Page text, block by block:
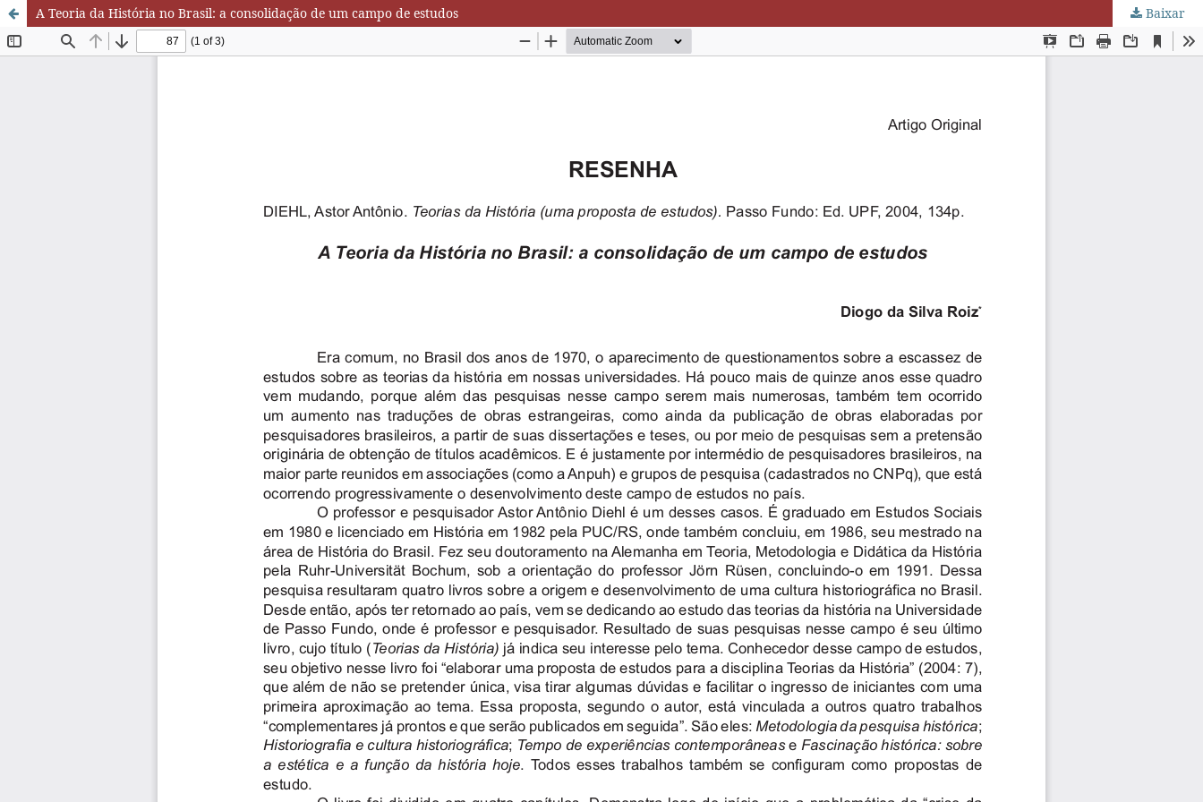
A Teoria da História no Brasil: a consolidação de um campo de estudos Baixar